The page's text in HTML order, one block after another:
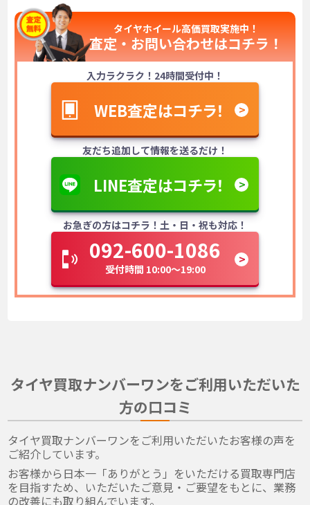
タイヤホイール高価買取実施中！
査定・お問い合わせはコチラ！
入力ラクラク！24時間受付中！
WEB査定はコチラ！
友だち追加して情報を送るだけ！
LINE査定はコチラ！
お急ぎの方はコチラ！土・日・祝も対応！
092-600-1086
受付時間 10:00～19:00
タイヤ買取ナンバーワンをご利用いただいた
方の口コミ
タイヤ買取ナンバーワンをご利用いただいたお客様の声を
ご紹介しています。
お客様から日本一「ありがとう」をいただける買取専門店
を目指すため、いただいたご意見・ご要望をもとに、業務
の改善にも取り組んでいます。